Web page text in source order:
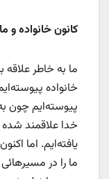
کانون خانواده و ما
ما به خاطر علاقه
خانواده
پیوسته‌ایم چون
خدا علاقمند
یافته‌ایم. اما
ما را در